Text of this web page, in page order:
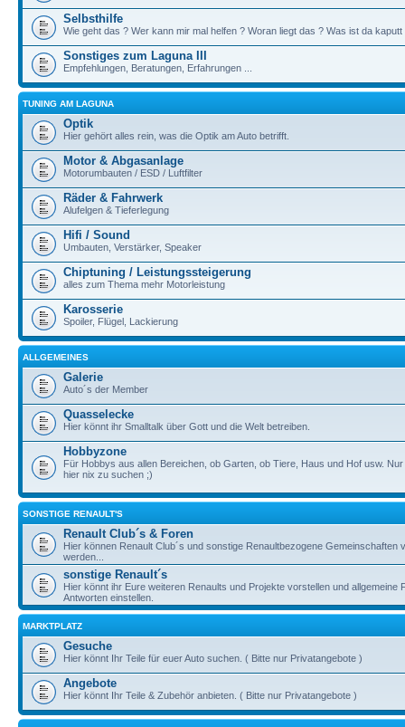
Selbsthilfe
Wie geht das ? Wer kann mir mal helfen ? Woran liegt das ? Was ist da kaputt
Sonstiges zum Laguna III
Empfehlungen, Beratungen, Erfahrungen ...
TUNING AM LAGUNA
Optik
Hier gehört alles rein, was die Optik am Auto betrifft.
Motor & Abgasanlage
Motorumbauten / ESD / Luftfilter
Räder & Fahrwerk
Alufelgen & Tieferlegung
Hifi / Sound
Umbauten, Verstärker, Speaker
Chiptuning / Leistungssteigerung
alles zum Thema mehr Motorleistung
Karosserie
Spoiler, Flügel, Lackierung
ALLGEMEINES
Galerie
Auto´s der Member
Quasselecke
Hier könnt ihr Smalltalk über Gott und die Welt betreiben.
Hobbyzone
Für Hobbys aus allen Bereichen, ob Garten, ob Tiere, Haus und Hof usw.
hier nix zu suchen ;)
SONSTIGE RENAULT'S
Renault Club´s & Foren
Hier können Renault Club´s und sonstige Renaultbezogene Gemeinschaften
werden...
sonstige Renault´s
Hier könnt ihr Eure weiteren Renaults und Projekte vorstellen und allgemeine
Antworten einstellen.
MARKTPLATZ
Gesuche
Hier könnt Ihr Teile für euer Auto suchen. ( Bitte nur Privatangebote )
Angebote
Hier könnt Ihr Teile & Zubehör anbieten. ( Bitte nur Privatangebote )